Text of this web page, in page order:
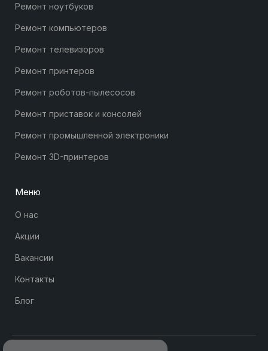
Ремонт ноутбуков
Ремонт компьютеров
Ремонт телевизоров
Ремонт принтеров
Ремонт роботов-пылесосов
Ремонт приставок и консолей
Ремонт промышленной электроники
Ремонт 3D-принтеров
Меню
О нас
Акции
Вакансии
Контакты
Блог